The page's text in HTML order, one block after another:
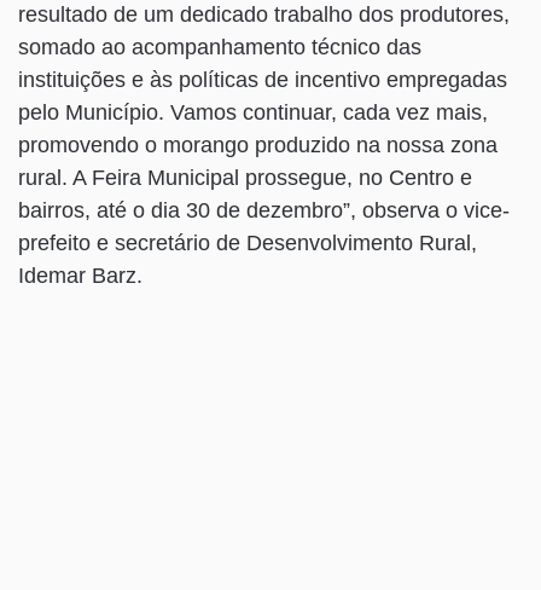
resultado de um dedicado trabalho dos produtores,
somado ao acompanhamento técnico das
instituições e às políticas de incentivo empregadas
pelo Município. Vamos continuar, cada vez mais,
promovendo o morango produzido na nossa zona
rural. A Feira Municipal prossegue, no Centro e
bairros, até o dia 30 de dezembro”, observa o vice-
prefeito e secretário de Desenvolvimento Rural,
Idemar Barz.